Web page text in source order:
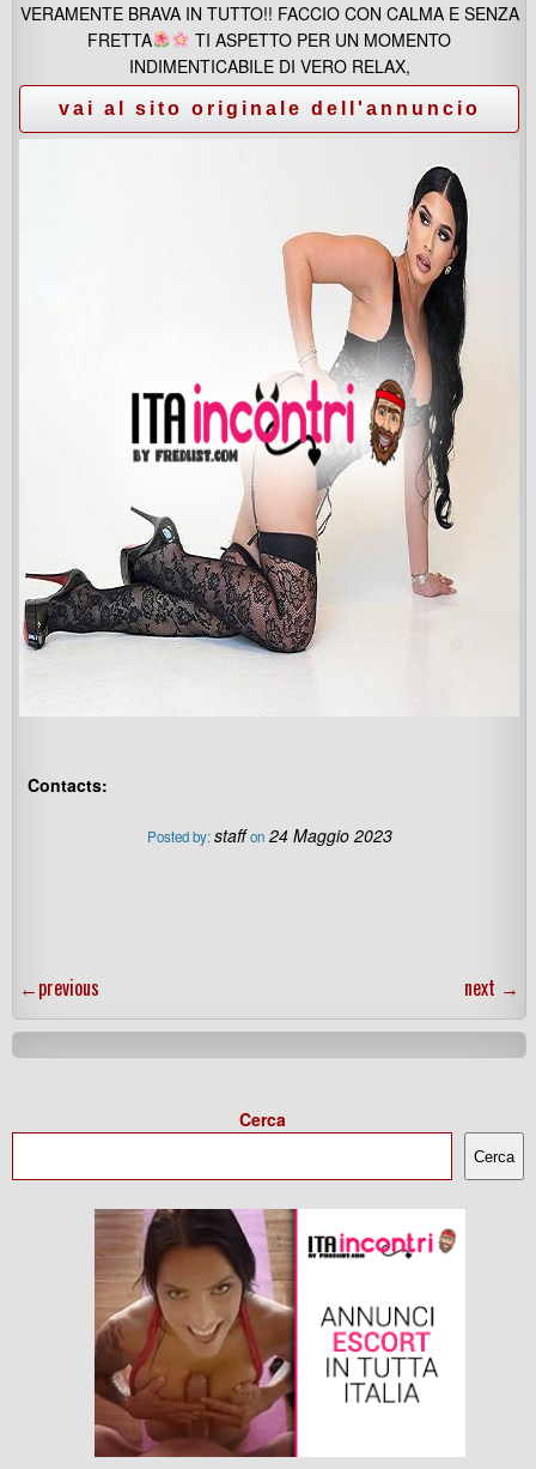
VERAMENTE BRAVA IN TUTTO!! FACCIO CON CALMA E SENZA
FRETTA
TI ASPETTO PER UN MOMENTO
INDIMENTICABILE DI VERO RELAX,
Contacts:
Posted by:staff on 24 Maggio 2023
←previous next →
Cerca
Cerca